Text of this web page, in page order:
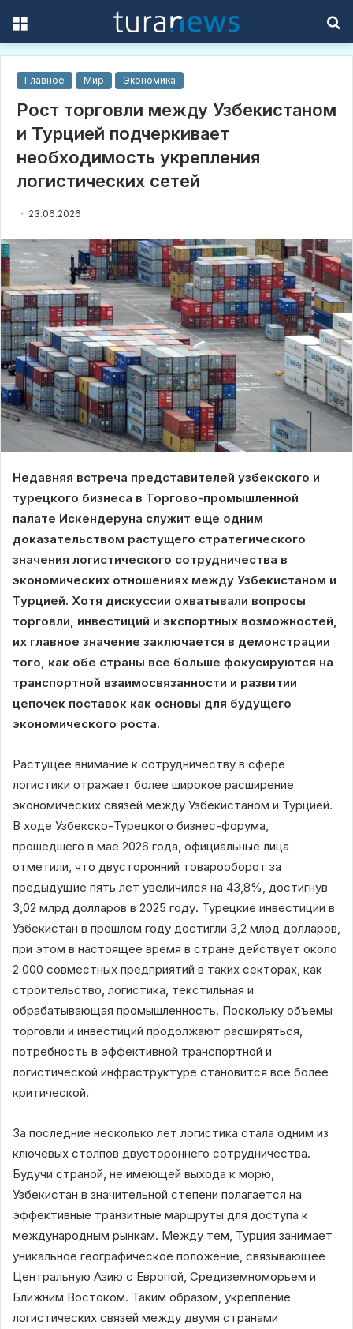
Главное Мир Экономика
Рост торговли между Узбекистаном
и Турцией подчеркивает
необходимость укрепления
логистических сетей
23.06.2026
Недавняя встреча представителей узбекского и
турецкого бизнеса в Торгово-промышленной
палате Искендеруна служит еще одним
доказательством растущего стратегического
значения логистического сотрудничества в
экономических отношениях между Узбекистаном и
Турцией. Хотя дискуссии охватывали вопросы
торговли, инвестиций и экспортных возможностей,
их главное значение заключается в демонстрации
того, как обе страны все больше фокусируются на
транспортной взаимосвязанности и развитии
цепочек поставок как основы для будущего
экономического роста.
Растущее внимание к сотрудничеству в сфере
логистики отражает более широкое расширение
экономических связей между Узбекистаном и Турцией.
В ходе Узбекско-Турецкого бизнес-форума,
прошедшего в мае 2026 года, официальные лица
отметили, что двусторонний товарооборот за
предыдущие пять лет увеличился на 43,8%, достигнув
3,02 млрд долларов в 2025 году. Турецкие инвестиции в
Узбекистан в прошлом году достигли 3,2 млрд долларов,
при этом в настоящее время в стране действует около
2 000 совместных предприятий в таких секторах, как
строительство, логистика, текстильная и
обрабатывающая промышленность. Поскольку объемы
торговли и инвестиций продолжают расширяться,
потребность в эффективной транспортной и
логистической инфраструктуре становится все более
критической.
За последние несколько лет логистика стала одним из
ключевых столпов двустороннего сотрудничества.
Будучи страной, не имеющей выхода к морю,
Узбекистан в значительной степени полагается на
эффективные транзитные маршруты для доступа к
международным рынкам. Между тем, Турция занимает
уникальное географическое положение, связывающее
Центральную Азию с Европой, Средиземноморьем и
Ближним Востоком. Таким образом, укрепление
логистических связей между двумя странами